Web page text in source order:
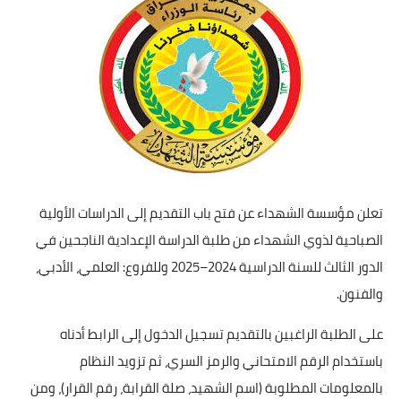
تعلن مؤسسة الشهداء عن فتح باب التقديم إلى الدراسات الأولية
الصباحية لذوي الشهداء من طلبة الدراسة الإعدادية الناجحين في
الدور الثالث للسنة الدراسية 2024–2025 وللفروع: العلمي، الأدبي،
والفنون.
على الطلبة الراغبين بالتقديم تسجيل الدخول إلى الرابط أدناه
باستخدام الرقم الامتحاني والرمز السري، ثم تزويد النظام
بالمعلومات المطلوبة (اسم الشهيد، صلة القرابة، رقم القرار)، ومن